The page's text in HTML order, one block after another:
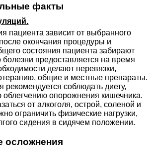
24000₽
Ленинской Слободе
Слобода, д. 26; м. Автозаводская
25000₽ Запись
переулке
пер., д. 1; м. Арбатская
41000₽ Запись
факты
пациента зависит от выбранного
окончания процедуры и
состояния пациента забирают
предоставляется на время
делают перевязки,
общие и местные препараты.
рекомендуется соблюдать диету,
опорожнения кишечника.
от алкоголя, острой, соленой и
ограничить физические нагрузки,
сидения в сидячем положении.
осложнения